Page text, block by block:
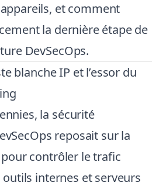
et comment
la dernière étape de
DevSecOps.
blanche IP et l’essor du
la sécurité
reposait sur la
contrôler le trafic
internes et serveurs